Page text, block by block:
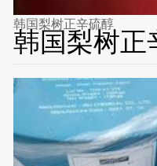
韩国梨树正辛硫醇
韩国梨树正